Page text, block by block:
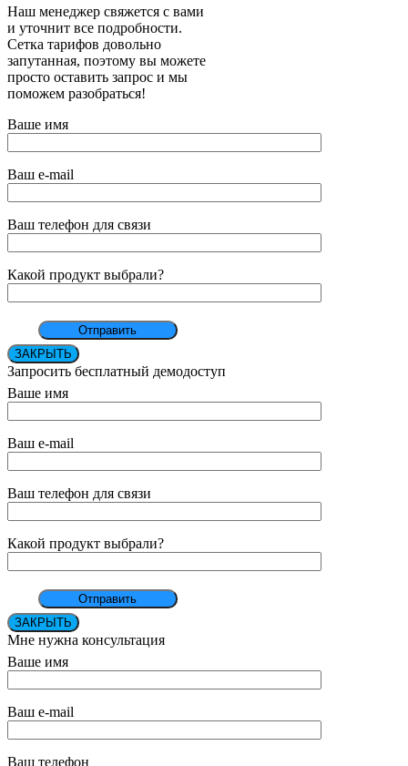
Наш менеджер свяжется с вами
и уточнит все подробности.
Сетка тарифов довольно
запутанная, поэтому вы можете
просто оставить запрос и мы
поможем разобраться!
Ваше имя
Ваш e-mail
Ваш телефон для связи
Какой продукт выбрали?
ЗАКРЫТЬ
Запросить бесплатный демодоступ
Ваше имя
Ваш e-mail
Ваш телефон для связи
Какой продукт выбрали?
ЗАКРЫТЬ
Мне нужна консультация
Ваше имя
Ваш e-mail
Ваш телефон